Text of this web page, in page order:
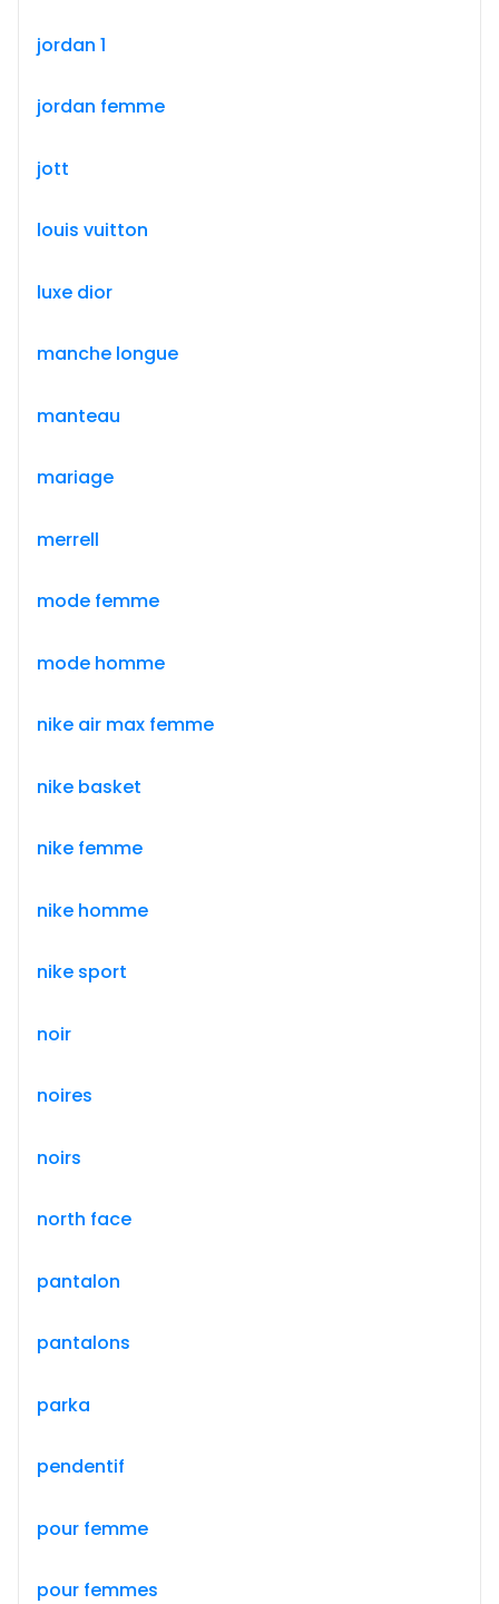
jordan 1
jordan femme
jott
louis vuitton
luxe dior
manche longue
manteau
mariage
merrell
mode femme
mode homme
nike air max femme
nike basket
nike femme
nike homme
nike sport
noir
noires
noirs
north face
pantalon
pantalons
parka
pendentif
pour femme
pour femmes